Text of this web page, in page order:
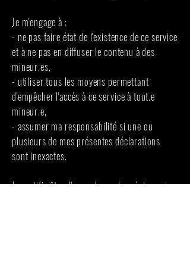
Je m'engage à :
- ne pas faire état de l'existence de ce service
et à ne pas en diffuser le contenu à des
mineur.es,
- utiliser tous les moyens permettant
d'empêcher l'accès à ce service à tout.e
mineur.e,
- assumer ma responsabilité si une ou
plusieurs de mes présentes déclarations
sont inexactes.
Je certifie être d'accord avec les règles qui